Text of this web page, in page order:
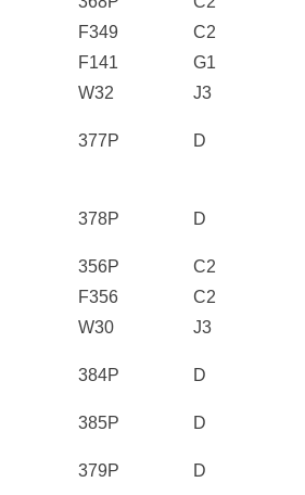
F349
F141
W32
C2
G1
J3
377P D
378P D
356P
F356
W30
C2
C2
J3
384P D
385P D
379P D